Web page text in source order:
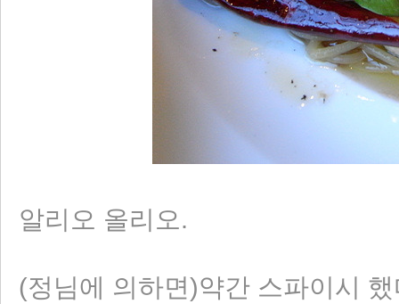
알리오 올리오.
(정님에 의하면)약간 스파이시